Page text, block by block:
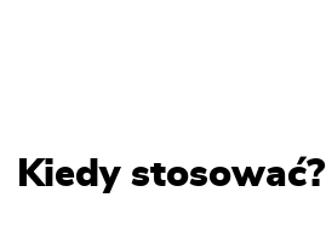
Kiedy stosować?